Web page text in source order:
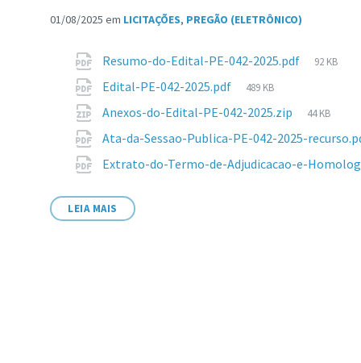
01/08/2025 em LICITAÇÕES, PREGÃO (ELETRÔNICO)
AnexosResumo-do-Edital-PE-042-2025.pdf
Tamanho
92 KB
Edital-PE-042-2025.pdf
Tamanho
arquivo:
489 KB
Anexos-do-Edital-PE-042-2025.zip
Tamanho
arquivo:
44 KB
Ata-da-Sessao-Publica-PE-042-2025-
Extrato-do-Termo-de-Adjudicacao-e-
LEIA MAIS